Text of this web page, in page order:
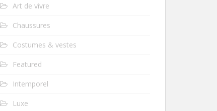
Art de vivre
Chaussures
Costumes & vestes
Featured
Intemporel
Luxe